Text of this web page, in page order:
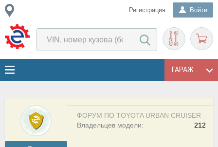
Регистрация Войти
ГАРАЖ
ФОРУМ ПО TOYOTA URBAN CRUISER
212
Владельцев модели: